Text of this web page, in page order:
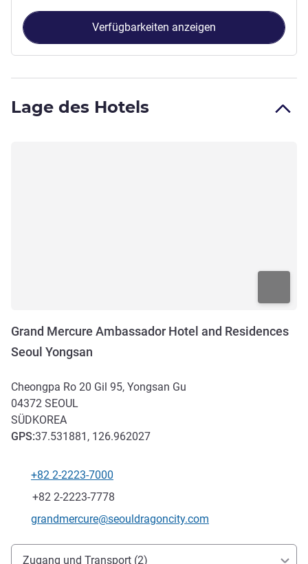
Verfügbarkeiten anzeigen
Lage des Hotels
Grand Mercure Ambassador Hotel and Residences
Seoul Yongsan
Cheongpa Ro 20 Gil 95, Yongsan Gu
04372 SEOUL
SÜDKOREA
GPS:37.531881, 126.962027
+82 2-2223-7000
Fax
+82 2-2223-7778
Kontakt-E-Mail
grandmercure@seouldragoncity.com
Erreichbarkeit und Anbindung
Zugang und Transport (2)